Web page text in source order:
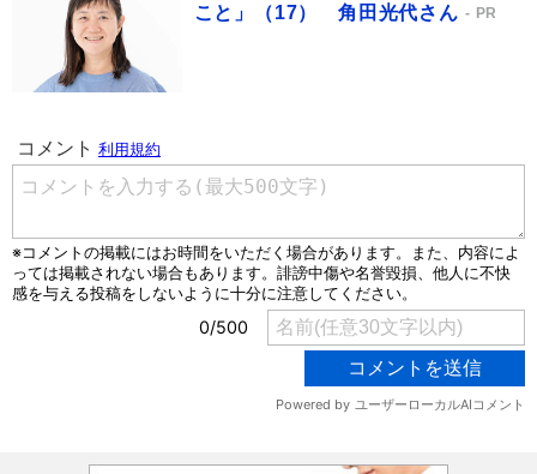
こと」（17） 角田光代さん
PR